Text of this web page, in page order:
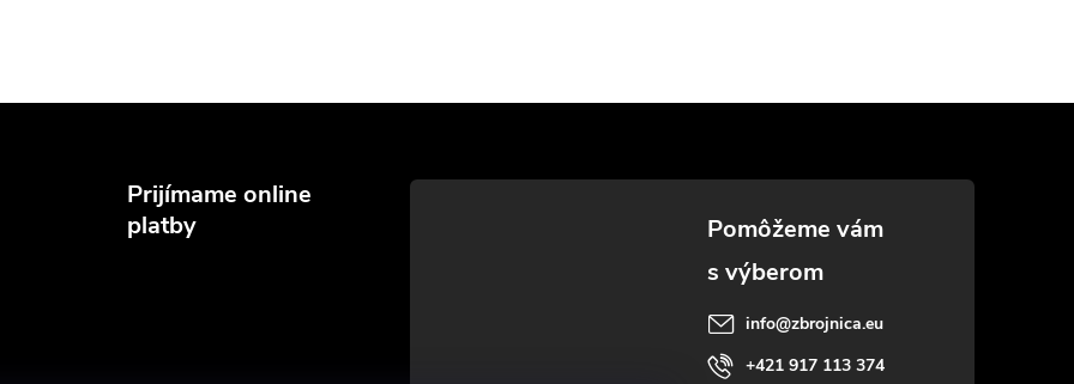
Prijímame online
platby
info@zbrojnica.eu
+421 917 113 374